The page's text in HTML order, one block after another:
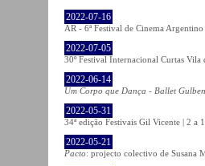
2022-07-16
AR - 6ª Festival de Cinema
2022-07-05
30º Festival Internacional Curtas
2022-06-14
Um Corpo que Dança - Ballet
2022-05-31
34ª edição Festivais Gil Vicente | 2 a
2022-05-21
Pacto: projecto colectivo de Susana